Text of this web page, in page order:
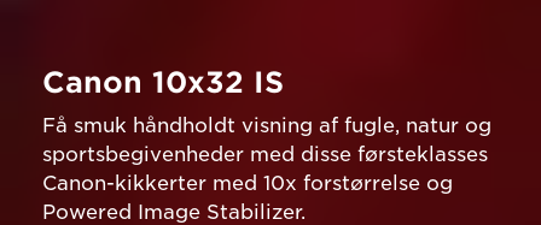
Canon 10x32 IS
Få smuk håndholdt visning af fugle, natur og
sportsbegivenheder med disse førsteklasses
Canon-kikkerter med 10x forstørrelse og
Powered Image Stabilizer.